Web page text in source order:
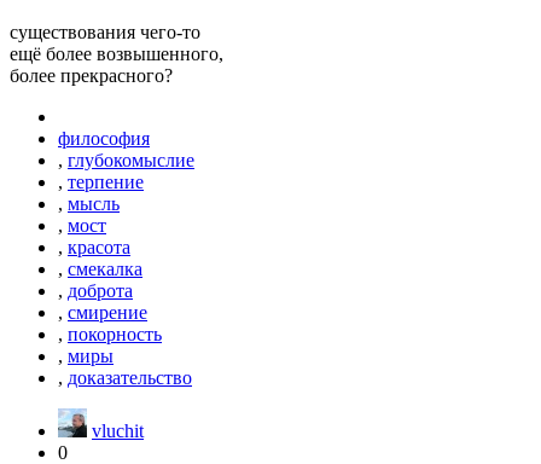
существования чего-то
ещё более возвышенного,
более прекрасного?
философия
, глубокомыслие
, терпение
, мысль
, мост
, красота
, смекалка
, доброта
, смирение
, покорность
, миры
, доказательство
vluchit
0